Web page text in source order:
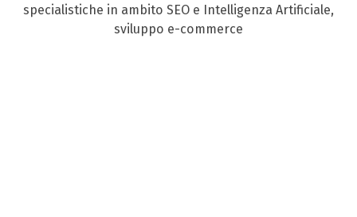
specialistiche in ambito SEO e Intelligenza Artificiale,
sviluppo e-commerce